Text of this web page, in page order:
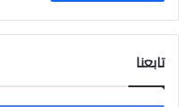
تابعنا